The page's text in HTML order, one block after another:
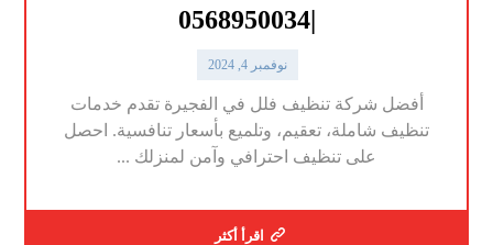
|0568950034
نوفمبر 4, 2024
أفضل شركة تنظيف فلل في الفجيرة تقدم خدمات
تنظيف شاملة، تعقيم، وتلميع بأسعار تنافسية. احصل
على تنظيف احترافي وآمن لمنزلك ...
اقرأ أكثر